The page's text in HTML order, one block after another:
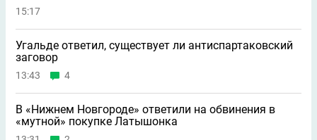
15:17
Угальде ответил, существует ли антиспартаковский
заговор
13:43 4
В «Нижнем Новгороде» ответили на обвинения в
«мутной» покупке Латышонка